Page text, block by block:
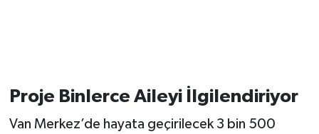
Proje Binlerce Aileyi İlgilendiriyor
Van Merkez’de hayata geçirilecek 3 bin 500